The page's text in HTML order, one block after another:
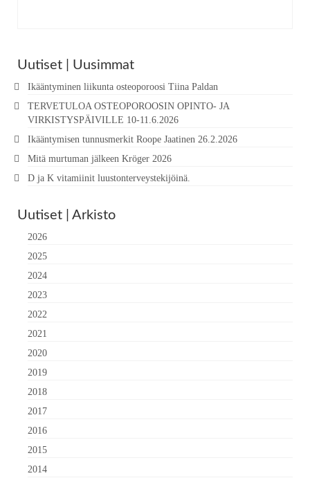
Uutiset | Uusimmat
Ikääntyminen liikunta osteoporoosi Tiina Paldan
TERVETULOA OSTEOPOROOSIN OPINTO- JA
VIRKISTYSPÄIVILLE 10-11.6.2026
Ikääntymisen tunnusmerkit Roope Jaatinen 26.2.2026
Mitä murtuman jälkeen Kröger 2026
D ja K vitamiinit luustonterveystekijöinä.
Uutiset | Arkisto
2026
2025
2024
2023
2022
2021
2020
2019
2018
2017
2016
2015
2014